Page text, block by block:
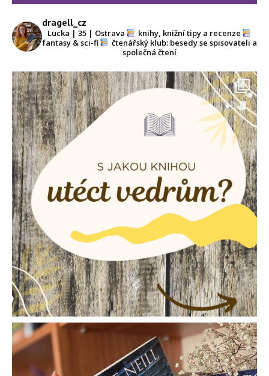
dragell_cz
Lucka | 35 | Ostrava
knihy, knižní tipy a recenze
fantasy & sci-fi
čtenářský klub: besedy se spisovateli a
společná čtení